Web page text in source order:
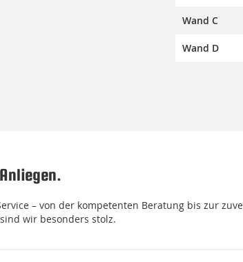
Wand C
Wand D
– von der kompetenten Beratung bis zur
wir besonders stolz.